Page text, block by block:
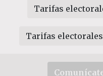
Tarifas
Tarifas